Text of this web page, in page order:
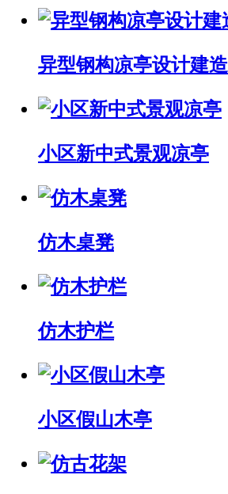
异型钢构凉亭设计建造
小区新中式景观凉亭
仿木桌凳
仿木护栏
小区假山木亭